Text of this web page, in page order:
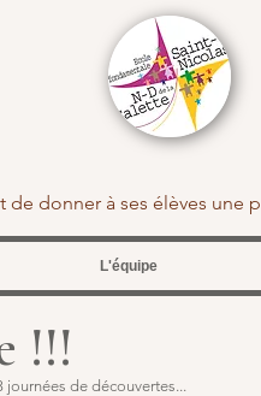
de donner à ses élèves
L'équipe
!!!
journées de découvertes...